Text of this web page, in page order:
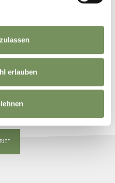
erlauben
MET ONS
in uw mailbox